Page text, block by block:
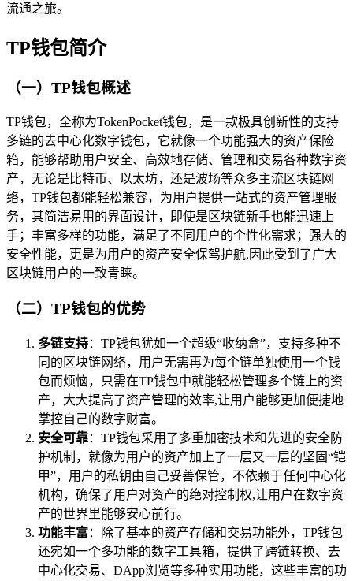
流通之旅。
TP钱包简介
（一）TP钱包概述
TP钱包，全称为TokenPocket钱包，是一款极具创新性的支持
多链的去中心化数字钱包，它就像一个功能强大的资产保险
箱，能够帮助用户安全、高效地存储、管理和交易各种数字资
产，无论是比特币、以太坊，还是波场等众多主流区块链网
络，TP钱包都能轻松兼容，为用户提供一站式的资产管理服
务，其简洁易用的界面设计，即使是区块链新手也能迅速上
手；丰富多样的功能，满足了不同用户的个性化需求；强大的
安全性能，更是为用户的资产安全保驾护航,因此受到了广大
区块链用户的一致青睐。
（二）TP钱包的优势
多链支持：TP钱包犹如一个超级“收纳盒”，支持多种不
同的区块链网络，用户无需再为每个链单独使用一个钱
包而烦恼，只需在TP钱包中就能轻松管理多个链上的资
产，大大提高了资产管理的效率,让用户能够更加便捷地
掌控自己的数字财富。
安全可靠：TP钱包采用了多重加密技术和先进的安全防
护机制，就像为用户的资产加上了一层又一层的坚固“铠
甲”，用户的私钥由自己妥善保管，不依赖于任何中心化
机构，确保了用户对资产的绝对控制权,让用户在数字资
产的世界里能够安心前行。
功能丰富：除了基本的资产存储和交易功能外，TP钱包
还宛如一个多功能的数字工具箱，提供了跨链转换、去
中心化交易、DApp浏览等多种实用功能，这些丰富的功